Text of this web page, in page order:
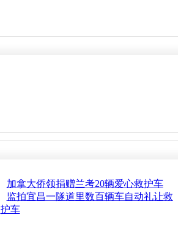
加拿大侨领捐赠兰考20辆爱心救护车
监拍宜昌一隧道里数百辆车自动礼让救
护车